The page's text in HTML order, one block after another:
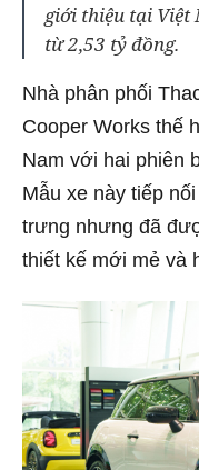
giới thiệu tại Việt
từ 2,53 tỷ đồng.
Nhà phân phối
Cooper Works thế
Nam với hai phiên
Mẫu xe này tiếp
trưng nhưng đã
thiết kế mới mẻ và